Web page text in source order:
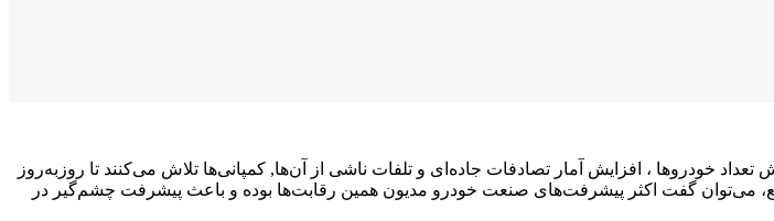
خودروها ، افزایش آمار تصادفات جاده‌ای و تلفات ناشی از آن‌ها, کمپانی‌ها تلاش می‌کنند تا روزبه‌روز
می‌توان گفت اکثر پیشرفت‌های صنعت خودرو مدیون همین رقابت‌ها بوده و باعث پیشرفت چشم‌گیر در